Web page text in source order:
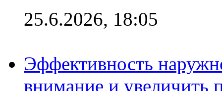
25.6.2026, 18:05
Эффективность
внимание и увеличить